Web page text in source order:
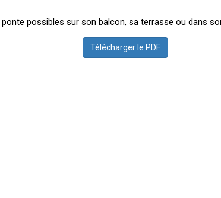
possibles sur son balcon, sa terrasse ou dans
Télécharger le PDF